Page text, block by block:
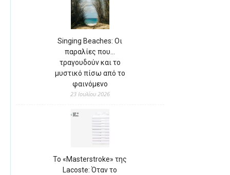
Singing Beaches: Οι
παραλίες που…
τραγουδούν και το
μυστικό πίσω από το
φαινόμενο
23 Ιουλίου 2026
Το «Masterstroke» της
Lacoste: Όταν το